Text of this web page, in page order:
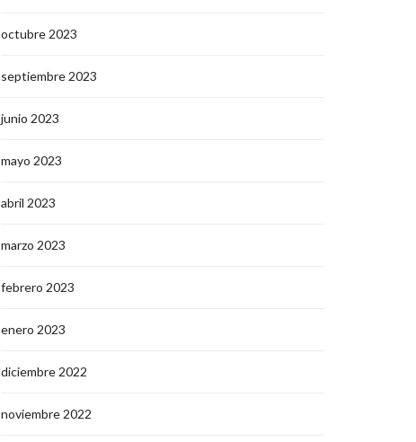
octubre 2023
septiembre 2023
junio 2023
mayo 2023
abril 2023
marzo 2023
febrero 2023
enero 2023
diciembre 2022
noviembre 2022